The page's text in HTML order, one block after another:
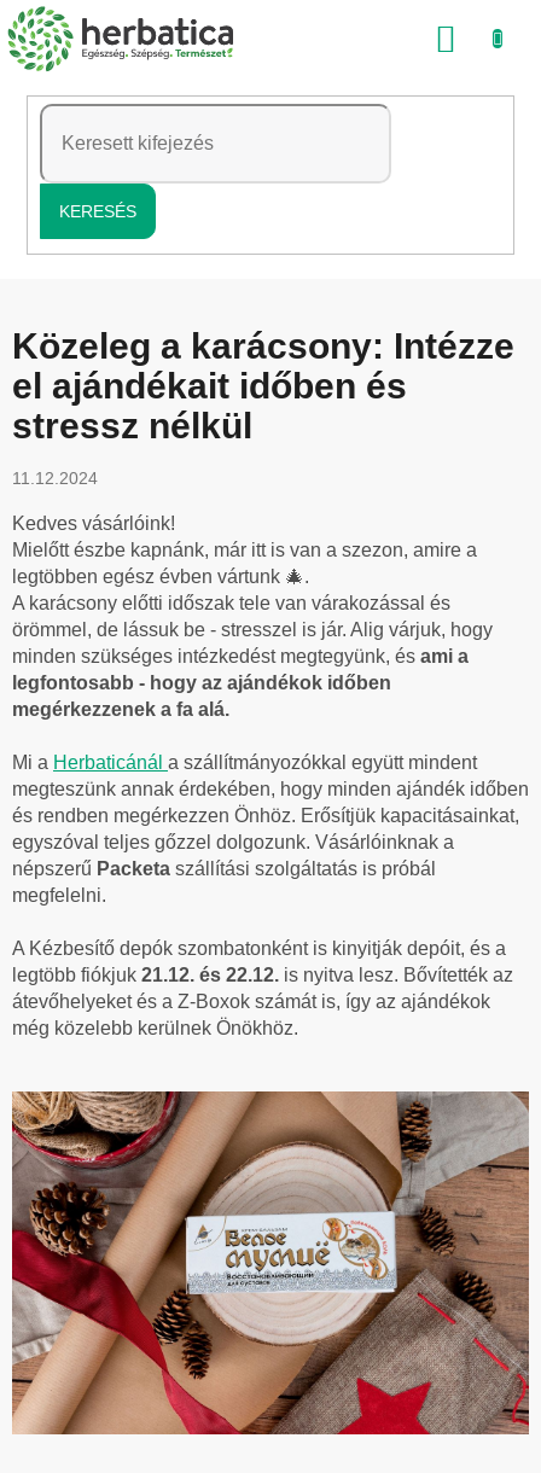
Ugrás
a
tartalomhoz
KERESÉS
Közeleg a karácsony: Intézze
el ajándékait időben és
stressz nélkül
11.12.2024
Kedves vásárlóink!
Mielőtt észbe kapnánk, már itt is van a szezon, amire a
legtöbben egész évben vártunk 🎄.
A karácsony előtti időszak tele van várakozással és
örömmel, de lássuk be - stresszel is jár. Alig várjuk, hogy
minden szükséges intézkedést megtegyünk, és ami a
legfontosabb - hogy az ajándékok időben
megérkezzenek a fa alá.
Mi a Herbaticánál a szállítmányozókkal együtt mindent
megteszünk annak érdekében, hogy minden ajándék időben
és rendben megérkezzen Önhöz. Erősítjük kapacitásainkat,
egyszóval teljes gőzzel dolgozunk. Vásárlóinknak a
népszerű Packeta szállítási szolgáltatás is próbál
megfelelni.
A Kézbesítő depók szombatonként is kinyitják depóit, és a
legtöbb fiókjuk 21.12. és 22.12. is nyitva lesz. Bővítették az
átevőhelyeket és a Z-Boxok számát is, így az ajándékok
még közelebb kerülnek Önökhöz.